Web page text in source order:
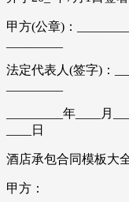
甲方(公章)：
法定代表人(签字)
_________年
____日
酒店承包合同模板大
甲方：